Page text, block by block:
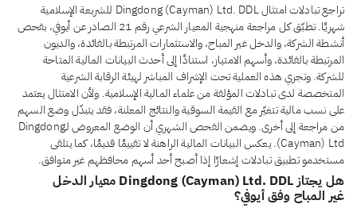
تراجع تبادلات امتثال Dingdong (Cayman) Ltd. DDL للشريعة الإسلامية
شهريًا. تطبّق كل مراجعة منهجية المعيار الشرعي رقم 21 الصادر عن أيوفي، بفحص
أنشطة الشركة، والدخل غير المباح، والاستثمارات المرتبطة بالفائدة، والديون
المرتبطة بالفائدة، وأسهم الامتياز، استنادًا إلى أحدث البيانات المالية المتاحة
للشركة. وتجري هذه العملية تحت الإشراف المباشر لهيئة الرقابة الشرعية
المتخصصة لدى تبادلات المؤلفة من علماء المالية الإسلامية. ولأن الامتثال يعتمد
على نسب مالية تتغيّر مع القيمة السوقية والنتائج المعلنة، فقد يتبدّل وضع السهم
من مراجعة إلى أخرى. ويضمن الفحص الشهري أن الوضع المعروض لـDingdong
(Cayman) Ltd. يعكس البيانات المالية الراهنة لا تقييمًا قديمًا، كما يتلقى
مستخدمو تطبيق تبادلات إشعارًا إذا أصبح أحد أسهم محافظهم غير متوافق.
هل يجتاز Dingdong (Cayman) Ltd. DDL معيار الدخل
غير المباح وفق أيوفي؟